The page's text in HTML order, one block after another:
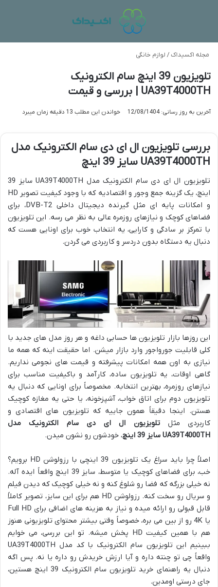
مجله اکسیداک/ لوازم خانگی
تلویزیون 39 اینچ سام الکترونیک
UA39T4000TH | بررسی و قیمت
آخرین به روز رسانی: 12/08/1404 خواندن این مطلب 13 دقیقه زمان میبرد
بررسی تلویزیون ال ای دی سام الکترونیک مدل
UA39T4000TH سایز 39 اینچ
تلویزیون ال ای دی سام الکترونیک مدل UA39T4000TH سایز 39
اینچ، یک گزینه جمع وجور و اقتصادیه که با وجود کیفیت تصویر HD
و امکانات پایه ای مثل گیرنده دیجیتال داخلی DVB-T2، برای
فضاهای کوچک و نیازهای روزمره عالی به نظر می رسه. این تلویزیون
با تمرکز بر سادگی و کارایی، یه انتخاب خوب برای اونایی هست که
دنبال یه دستگاه بدون دردسر و کاربردی می گردن.
این روزها بازار تلویزیون ها حسابی داغه و هر روز مدل های جدید با
کلی قابلیت جورواجور وارد بازار میشن. اما حقیقت اینه که همه ما
نیازی به اون همه امکانات پیشرفته و قیمت های نجومی نداریم.
گاهی اوقات، یه تلویزیون ساده، کارآمد و باکیفیت مناسب برای
نیازهای روزمره، بهترین انتخابه. مخصوصاً برای اونایی که دنبال یه
تلویزیون دوم برای اتاق خواب، آشپزخونه، یا حتی یه مغازه کوچیک
هستن. اینجا دقیقاً همون جاییه که تلویزیون های اقتصادی و
کاربردی مثلتلویزیون ال ای دی سام الکترونیک مدل
UA39T4000TH سایز 39 اینچ
، خودشون رو نشون میدن.
اصلاً چرا باید سراغ یک تلویزیون 39 اینچی با رزولوشن HD برویم؟
خب، برای فضاهای کوچیک یا متوسط، سایز 39 اینچ واقعاً ایده آله.
نه خیلی بزرگه که فضا رو شلوغ کنه و نه خیلی کوچیک که دیدن فیلم
و سریال رو سخت کنه. رزولوشن HD هم برای این سایز، تصویر کاملاً
قابل قبولی رو ارائه میده و نیاز به هزینه های اضافی برای Full HD
یا 4K رو از بین می بره، خصوصاً وقتی بیشتر محتوای تلویزیونی هنوز
هم با همین کیفیت HD پخش میشه. تو این بررسی، می خوایم
ببینیم این تلویزیون سام الکترونیک با کد مدل UA39T4000TH
واقعاً چی تو چنته داره و آیا ارزش خریدش رو داره یا نه. پس اگه
دنبال یه راهنمای خرید تلویزیون سام الکترونیک 39 اینچ هستین،
جای درستی اومدین.